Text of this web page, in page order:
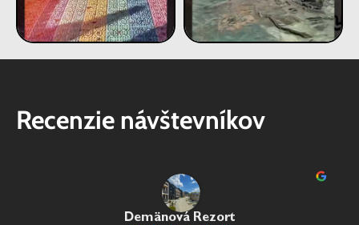
Recenzie návštevníkov
Demänová Rezort